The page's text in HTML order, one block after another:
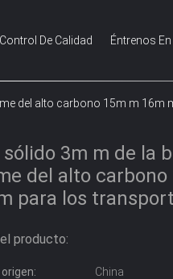
Control De Calidad Éntrenos
del alto carbono 15m m 16m
3m m de la
del alto
para los
producto:
origen:
China